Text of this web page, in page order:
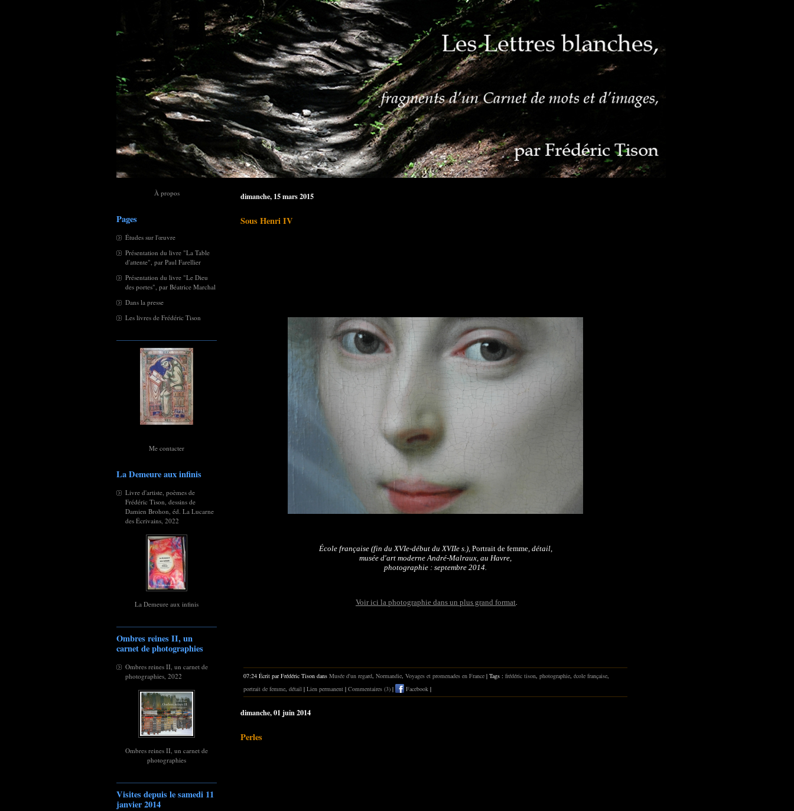
À propos
Pages
Études sur l'œuvre
Présentation du livre "La Table
d'attente", par Paul Farellier
Présentation du livre "Le Dieu
des portes", par Béatrice Marchal
Dans la presse
Les livres de Frédéric Tison
Me contacter
La Demeure aux infinis
Livre d'artiste, poèmes de
Frédéric Tison, dessins de
Damien Brohon, éd. La Lucarne
des Écrivains, 2022
La Demeure aux infinis
Ombres reines II, un
carnet de photographies
Ombres reines II, un carnet de
photographies, 2022
Ombres reines II, un carnet de
photographies
Visites depuis le samedi 11
janvier 2014
dimanche, 15 mars 2015
Sous Henri IV
École française (fin du XVIe-début du XVIIe s.), Portrait de femme, détail,
musée d'art moderne André-Malraux, au Havre,
photographie : septembre 2014.
Voir ici la photographie dans un plus grand format.
07:24 Écrit par Frédéric Tison dans Musée d'un regard Normandie Voyages et promenades en France | Tags : frédéric tison photographie école française
portrait de femme détail | Lien permanent | Commentaires (3) | Facebook |
dimanche, 01 juin 2014
Perles